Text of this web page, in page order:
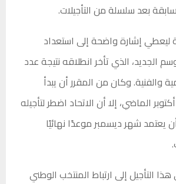
بعد سلسلة من التأجيلات.
ليعطي إشارة واضحة إلى استعداد
الجديد، الذي تأخر انطلاقه نتيجة عدد
والفنية. وكان من المقرر أن يبدأ
الماضي، إلا أن الاتحاد اضطر لتأجيله
يعتمد شهر ديسمبر موعدًا نهائيًا
هذا التأجيل إلى ارتباط المنتخب الوطني